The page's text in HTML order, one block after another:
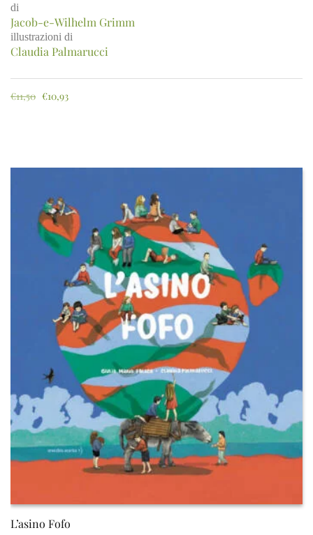
di
Jacob-e-Wilhelm Grimm
illustrazioni di
Claudia Palmarucci
€11,50 €10,93
L’asino Fofo